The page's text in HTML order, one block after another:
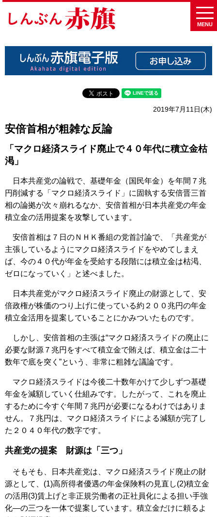
MENU
2019年7月11日(木)
安倍首相が粗雑な反論
「マクロ経済スライド廃止で４０年代に積立金枯
渇」
日本共産党の論戦で、基礎年金（国民年金）を年間７兆
円削減する「マクロ経済スライド」に固執する安倍晋三首
相の論拠が次々崩れるなか、安倍首相が日本共産党の年金
積立金の活用提案を攻撃しています。
安倍首相は７日のＮＨＫ番組の党首討論で、「共産党が
主張しているようにマクロ経済スライドをやめてしまえ
ば、今の４０代が年金を受給する段階には積立金は枯渇、
ゼロになっていく」と述べました。
日本共産党がマクロ経済スライド廃止の財源として、安
倍政権が株価のつり上げに使っている約２００兆円の年金
積立金活用を提案していることにかみついたものです。
しかし、安倍首相の主張は“マクロ経済スライドの廃止に
必要な財源７兆円をすべて積立金で賄えば、積立金は二十
数年で底を突く”という、非常に粗雑な議論です。
マクロ経済スライドは今後二十数年かけて少しずつ基礎
年金を減額していく仕組みです。したがって、これを廃止
するために今すぐ年間７兆円が必要になるわけではありま
せん。７兆円は、マクロ経済スライドによる減額が完了し
た２０４０年代の数字です。
共産党の提案 財源は「三つ」
そもそも、日本共産党は、マクロ経済スライド廃止の財
源として、(1)高所得者優遇の年金保険料の見直し(2)積立金
の活用(3)賃上げと非正規労働者の正社員化による担い手強
化―の三つを一体で提案しています。積立金だけに頼るよ